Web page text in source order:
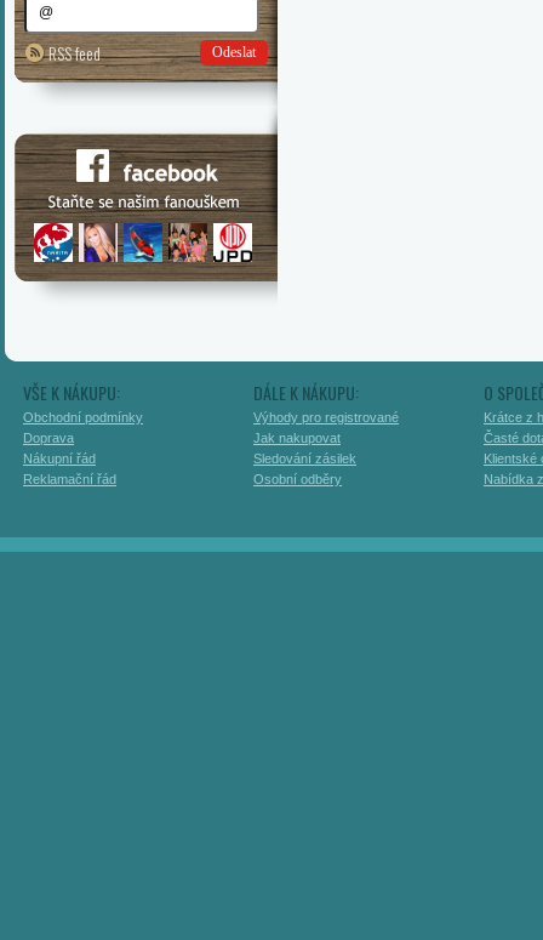
RSS feed Odeslat
VŠE K NÁKUPU:
Obchodní podmínky
Doprava
Nákupní řád
Reklamační řád
DÁLE K NÁKUPU:
Výhody pro registrované
Jak nakupovat
Sledování zásilek
Osobní odběry
O
Krátce z
Časté
Klientské
Nabídka